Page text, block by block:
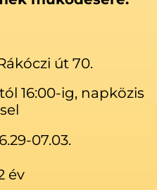
út 70.
16:00-ig, napközis
07.03.
év